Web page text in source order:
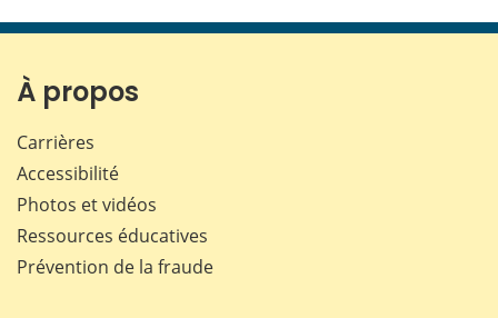
À propos
Carrières
Accessibilité
Photos et vidéos
Ressources éducatives
Prévention de la fraude